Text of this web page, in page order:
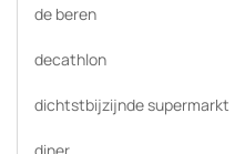
de beren
decathlon
dichtstbijzijnde supermarkt